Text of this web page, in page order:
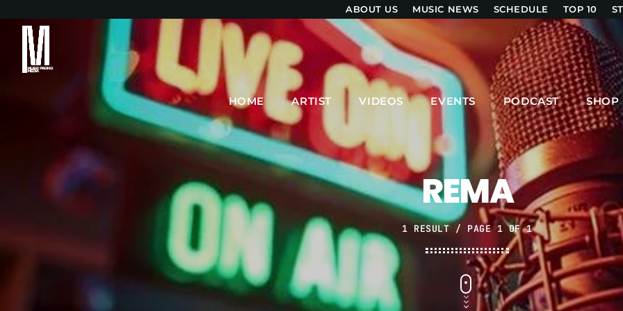
ABOUT US MUSIC NEWS SCHEDULE TOP 10
HOME ARTIST VIDEOS EVENTS PODCAST
UPCOMING SHOWS
HITS BY NIGHT
8:00 PM - 6:00 AM
MPM MORNING POP
6:00 AM - 9:00 AM
GOLDEN HOUR HITS
AFRO BEATS
9:00 AM - 12:00 PM
REMA
1 RESULT / PAGE 1 OF 1